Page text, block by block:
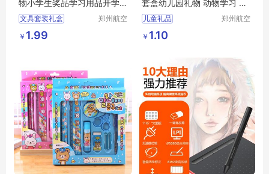
物小学生奖品学习用品开学
大礼包印字
文具套装礼盒
六一儿童节礼物
幼儿园小学生奖品
郑州航空
￥ 1.99
套盒幼儿园礼物 动物学习 用
品笔盒
儿童礼品
学生文具套装
铅笔套盒
郑州航空
￥ 1.10